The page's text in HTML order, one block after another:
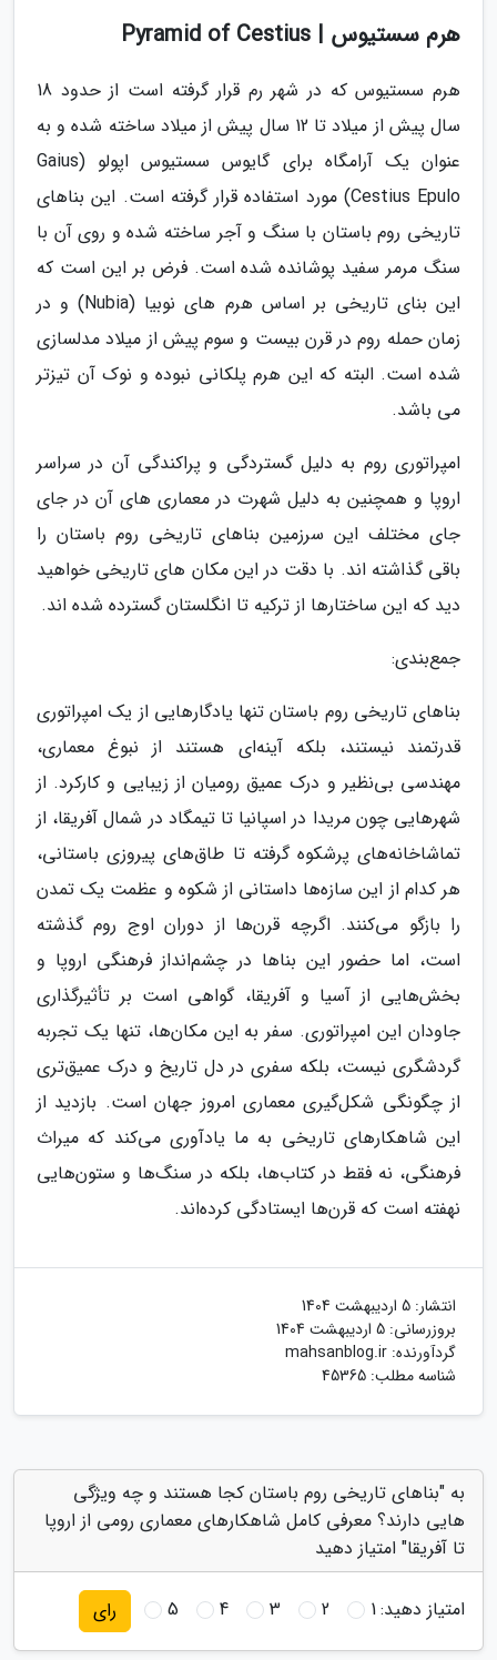
هرم سستیوس | Pyramid of Cestius
هرم سستیوس که در شهر رم قرار گرفته است از حدود 18
سال پیش از میلاد تا 12 سال پیش از میلاد ساخته شده و به
عنوان یک آرامگاه برای گایوس سستیوس اپولو (Gaius
Cestius Epulo) مورد استفاده قرار گرفته است. این بناهای
تاریخی روم باستان با سنگ و آجر ساخته شده و روی آن با
سنگ مرمر سفید پوشانده شده است. فرض بر این است که
این بنای تاریخی بر اساس هرم های نوبیا (Nubia) و در
زمان حمله روم در قرن بیست و سوم پیش از میلاد مدلسازی
شده است. البته که این هرم پلکانی نبوده و نوک آن تیزتر
می باشد.
امپراتوری روم به دلیل گستردگی و پراکندگی آن در سراسر
اروپا و همچنین به دلیل شهرت در معماری های آن در جای
جای مختلف این سرزمین بناهای تاریخی روم باستان را
باقی گذاشته اند. با دقت در این مکان های تاریخی خواهید
دید که این ساختارها از ترکیه تا انگلستان گسترده شده اند.
جمع‌بندی:
بناهای تاریخی روم باستان تنها یادگارهایی از یک امپراتوری
قدرتمند نیستند، بلکه آینه‌ای هستند از نبوغ معماری،
مهندسی بی‌نظیر و درک عمیق رومیان از زیبایی و کارکرد. از
شهرهایی چون مریدا در اسپانیا تا تیمگاد در شمال آفریقا، از
تماشاخانه‌های پرشکوه گرفته تا طاق‌های پیروزی باستانی،
هر کدام از این سازه‌ها داستانی از شکوه و عظمت یک تمدن
را بازگو می‌کنند. اگرچه قرن‌ها از دوران اوج روم گذشته
است، اما حضور این بناها در چشم‌انداز فرهنگی اروپا و
بخش‌هایی از آسیا و آفریقا، گواهی است بر تأثیرگذاری
جاودان این امپراتوری. سفر به این مکان‌ها، تنها یک تجربه
گردشگری نیست، بلکه سفری در دل تاریخ و درک عمیق‌تری
از چگونگی شکل‌گیری معماری امروز جهان است. بازدید از
این شاهکارهای تاریخی به ما یادآوری می‌کند که میراث
فرهنگی، نه فقط در کتاب‌ها، بلکه در سنگ‌ها و ستون‌هایی
نهفته است که قرن‌ها ایستادگی کرده‌اند.
انتشار: 5 اردیبهشت 1404
بروزرسانی: 5 اردیبهشت 1404
گردآورنده: mahsanblog.ir
شناسه مطلب: 45365
به "بناهای تاریخی روم باستان کجا هستند و چه ویژگی
هایی دارند؟ معرفی کامل شاهکارهای معماری رومی از اروپا
تا آفریقا" امتیاز دهید
امتیاز دهید:1
2
3
4
5 رای